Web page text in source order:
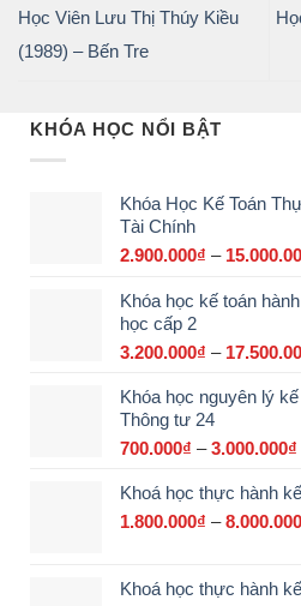
Học Viên Lưu Thị Thúy Kiều
(1989) – Bến Tre
KHÓA HỌC NỔI BẬT
Khóa Học Kế Toán
Tài Chính
2.900.000₫ –
Khóa học kế toán
học cấp 2
3.200.000₫ –
Khóa học nguyên lý
Thông tư 24
700.000₫ – 3.000.000₫
Khoá học thực hành
1.800.000₫ – 8.000.000
Khoá học thực hành